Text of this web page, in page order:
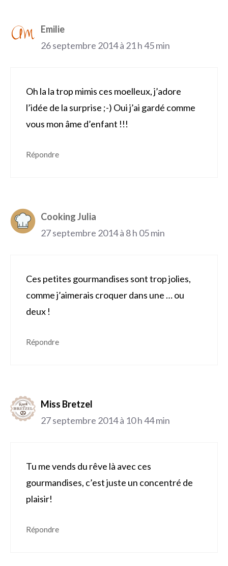
Emilie
26 septembre 2014 à 21 h 45 min
Oh la la trop mimis ces moelleux, j’adore
l’idée de la surprise ;-) Oui j’ai gardé comme
vous mon âme d’enfant !!!
Répondre
Cooking Julia
27 septembre 2014 à 8 h 05 min
Ces petites gourmandises sont trop jolies,
comme j’aimerais croquer dans une … ou
deux !
Répondre
Miss Bretzel
27 septembre 2014 à 10 h 44 min
Tu me vends du rêve là avec ces
gourmandises, c’est juste un concentré de
plaisir!
Répondre